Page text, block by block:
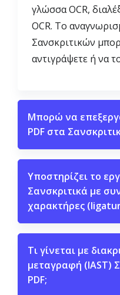
γλώσσα OCR,
OCR. Το
Σανσκριτικών
αντιγράψετε ή να
Μπορώ να
PDF στα
Υποστηρίζει το
Σανσκριτικά με
χαρακτήρες
Τι γίνεται με
μεταγραφή (IAST)
PDF;